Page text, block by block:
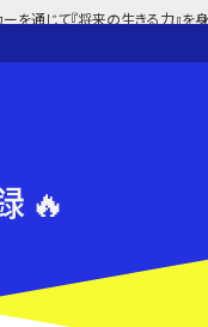
を通じて『将来の生きる力』を
🔥